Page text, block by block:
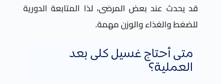
قد يحدث عند بعض المرضى، لذا المتابعة الدورية
للضغط والغذاء والوزن مهمة.
متى أحتاج غسيل كلى بعد
العملية؟